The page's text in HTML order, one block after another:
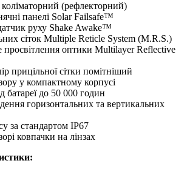
(рефлекторний)
панелі Solar Failsafe™
руху Shake Awake™
сіток Multiple Reticle System (M.R.S.)
просвітлення оптики Multilayer Reflective
прицільної сітки помітніший
у компактному корпусі
батареї до 50 000 годин
горизонтальних та вертикальних
за стандартом IP67
ковпачки на лінзах